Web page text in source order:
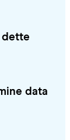
dette
data